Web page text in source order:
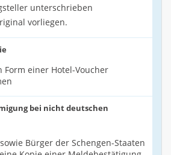
unterschrieben
vorliegen.
Form einer Hotel-Voucher
bei nicht deutschen
Bürger der Schengen-Staaten